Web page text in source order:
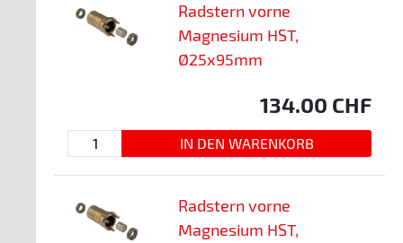
Radstern vorne
Magnesium HST,
Ø25x95mm
134.00 CHF
Radstern vorne
Magnesium HST,